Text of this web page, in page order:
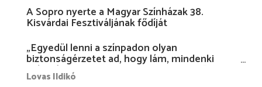
A Sopro nyerte a Magyar Színházak 38.
Kisvárdai Fesztiváljának fődíját
„Egyedül lenni a színpadon olyan
biztonságérzetet ad, hogy lám, mindenki
más nélkül is megvagyok magammal…”
Lovas Ildikó